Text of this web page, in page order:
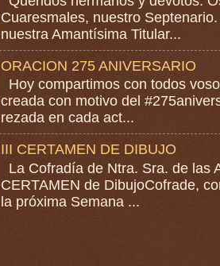
Cuaresmales, nuestro
nuestra Amantísima Titular...
ORACION 275 ANIVERSARIO
Hoy compartimos con todos
creada con motivo del
rezada en cada act...
III CERTAMEN DE DIBUJO
La Cofradía de Ntra. Sra. de las
CERTAMEN de DibujoCofrade,
la próxima Semana ...